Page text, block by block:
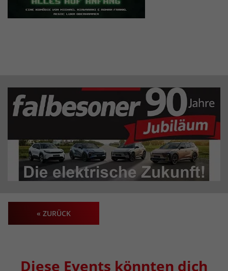
« ZURÜCK
Diese Events könnten dich